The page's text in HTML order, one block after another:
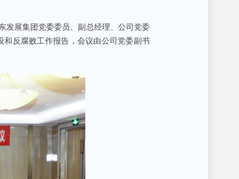
发展集团党委委员、副总经理、公司党委
反腐败工作报告，会议由公司党委副书